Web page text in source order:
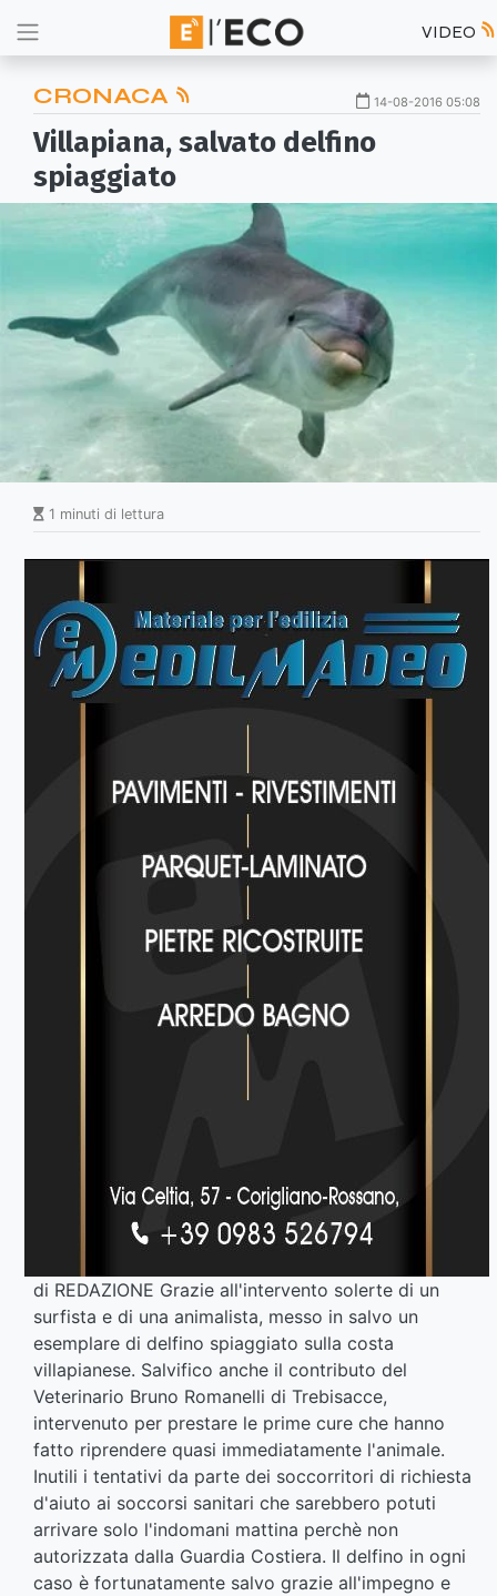
VIDEO
CRONACA 14-08-2016 05:08
Villapiana, salvato delfino
spiaggiato
1 minuti di lettura
di REDAZIONE Grazie all'intervento solerte di un
surfista e di una animalista, messo in salvo un
esemplare di delfino spiaggiato sulla costa
villapianese. Salvifico anche il contributo del
Veterinario Bruno Romanelli di Trebisacce,
intervenuto per prestare le prime cure che hanno
fatto riprendere quasi immediatamente l'animale.
Inutili i tentativi da parte dei soccorritori di richiesta
d'aiuto ai soccorsi sanitari che sarebbero potuti
arrivare solo l'indomani mattina perchè non
autorizzata dalla Guardia Costiera. Il delfino in ogni
caso è fortunatamente salvo grazie all'impegno e